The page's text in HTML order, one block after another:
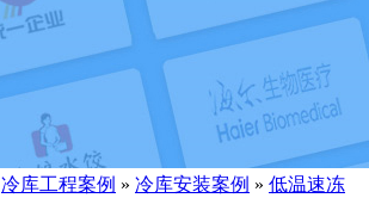
冷库工程案例 » 冷库安装案例 » 低温速冻